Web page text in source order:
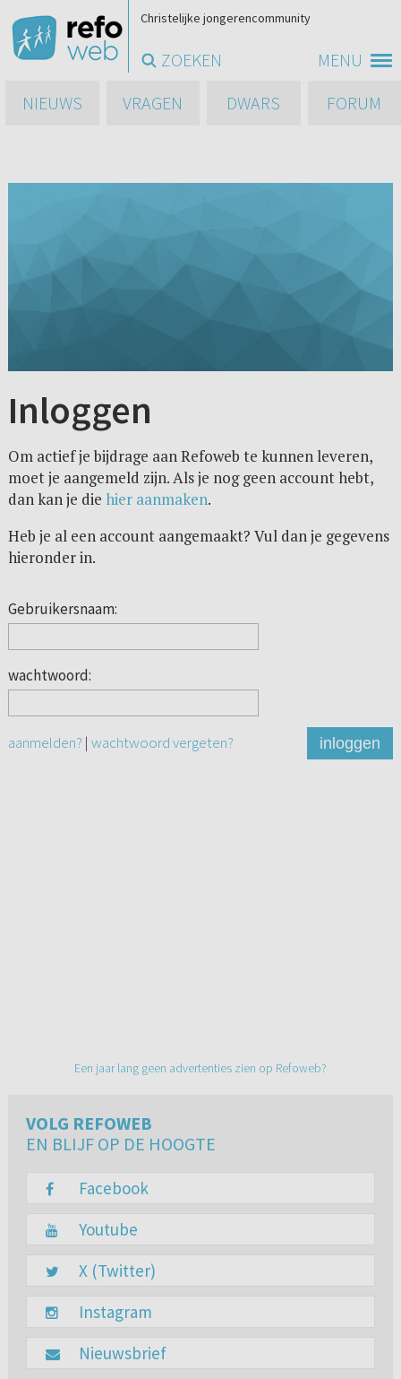
MENU
Christelijke jongerencommunity
ZOEKEN
NIEUWS
VRAGEN DWARS FORUM
Inloggen
Om actief je bijdrage aan Refoweb te kunnen leveren,
moet je aangemeld zijn. Als je nog geen account hebt,
dan kan je die hier aanmaken.
Heb je al een account aangemaakt? Vul dan je gegevens
hieronder in.
Gebruikersnaam:
wachtwoord:
aanmelden? | wachtwoord vergeten? inloggen
Een jaar lang geen advertenties zien op Refoweb?
VOLG REFOWEB
EN BLIJF OP DE HOOGTE
Facebook
Youtube
X (Twitter)
Instagram
Nieuwsbrief